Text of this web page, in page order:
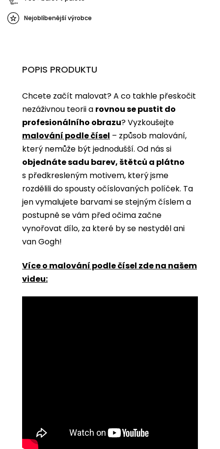
Nejoblíbenější výrobce
POPIS PRODUKTU
Chcete začít malovat? A co takhle přeskočit
nezáživnou teorii a rovnou se pustit do
profesionálního obrazu? Vyzkoušejte
malování podle čísel ­­– způsob malování,
který nemůže být jednodušší. Od nás si
objednáte sadu barev, štětců a plátno
s předkresleným motivem, který jsme
rozdělili do spousty očíslovaných políček. Ta
jen vymalujete barvami se stejným číslem a
postupně se vám před očima začne
vynořovat dílo, za které by se nestyděl ani
van Gogh!
Více o malování podle čísel zde na našem
videu: